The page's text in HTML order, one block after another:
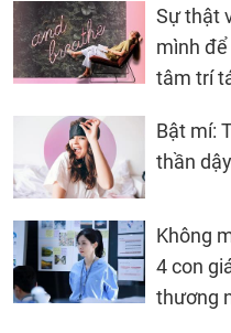
Sự thật
mình
tâm trí
Bật mí:
thần
Không
4 con
thương